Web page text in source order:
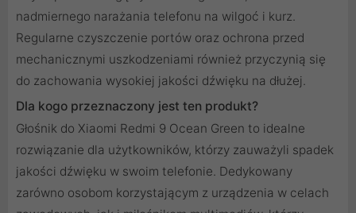
nadmiernego narażania telefonu na wilgoć i kurz.
Regularne czyszczenie portów oraz ochrona przed
mechanicznymi uszkodzeniami również przyczynią się
do zachowania wysokiej jakości dźwięku na dłużej.
Dla kogo przeznaczony jest ten produkt?
Głośnik do Xiaomi Redmi 9 Ocean Green to idealne
rozwiązanie dla użytkowników, którzy zauważyli spadek
jakości dźwięku w swoim telefonie. Dedykowany
zarówno osobom korzystającym z urządzenia w celach